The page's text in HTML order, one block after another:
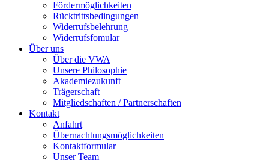
Fördermöglichkeiten
Rücktrittsbedingungen
Widerrufsbelehrung
Widerrufsfomular
Über uns
Über die VWA
Unsere Philosophie
Akademiezukunft
Trägerschaft
Mitgliedschaften / Partnerschaften
Kontakt
Anfahrt
Übernachtungsmöglichkeiten
Kontaktformular
Unser Team